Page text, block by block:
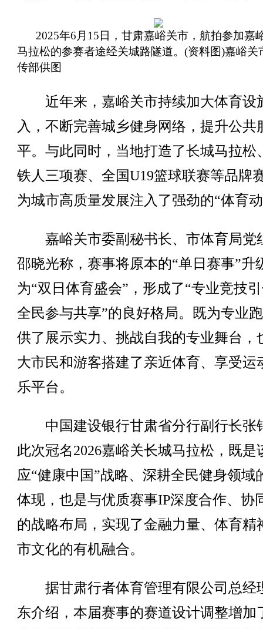
2025年6月15日，甘肃嘉峪关市，航拍参加嘉
马拉松的参赛者途经关城路隧道。(资料图)嘉峪关
传部供图
近年来，嘉峪关市持续加大体育设
入，不断完善城乡健身网络，提升公共
平。与此同时，当地打造了长城马拉松
铁人三项赛、全国U19篮球联赛等品牌
为城市高质量发展注入了强劲的“体育
嘉峪关市委副秘书长、市体育局党
邵晓光称，赛事将原本的“单日赛事”升
为“双日体育盛会”，形成了“专业竞技
全民参与共享”的良好格局。既为专业
供了展示实力、挑战自我的专业舞台，
大市民和游客搭建了亲近体育、享受运
乐平台。
中国建设银行甘肃省分行副行长张
此次冠名2026嘉峪关长城马拉松，既是
应“健康中国”战略、深耕全民健身领域
体现，也是与优质赛事IP深度合作、协
的战略布局，实现了金融力量、体育精
市文化的有机融合。
据甘肃行者体育管理有限公司总经
东介绍，本届赛事的赛道设计调整增加